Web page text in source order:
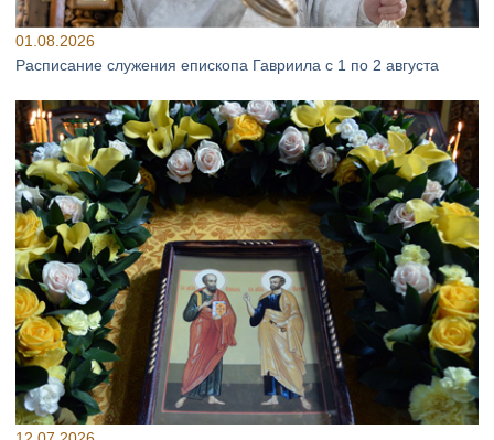
01.08.2026
Расписание служения епископа Гавриила с 1 по 2 августа